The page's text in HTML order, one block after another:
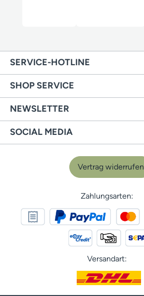
SERVICE-HOTLINE
SHOP SERVICE
NEWSLETTER
SOCIAL MEDIA
Vertrag widerrufen
Zahlungsarten:
Versandart: